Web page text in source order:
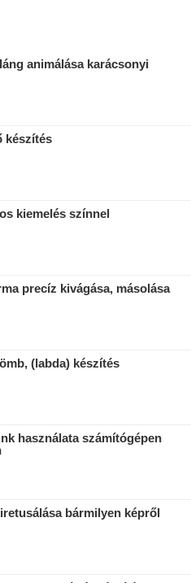
animálása karácsonyi
készítés
kiemelés színnel
precíz kivágása, másolása
(labda) készítés
használata számítógépen
bármilyen képről